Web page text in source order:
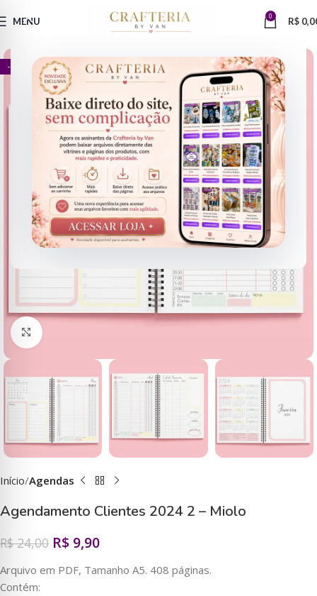
MENU 0 R$
- 59%
Clique para ampliar
Início Agendas
Agendamento Clientes 2024 2 – Miolo
R$24,00 R$ 9,90
Arquivo em PDF, Tamanho A5. 408 páginas.
Contém: